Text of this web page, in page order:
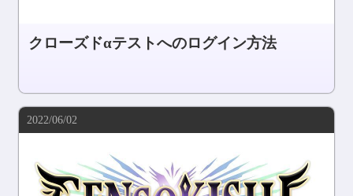
クローズドαテストへのログイン方法
2022/06/02